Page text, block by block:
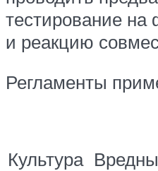
тестирование на
и реакцию
Регламенты
Культура